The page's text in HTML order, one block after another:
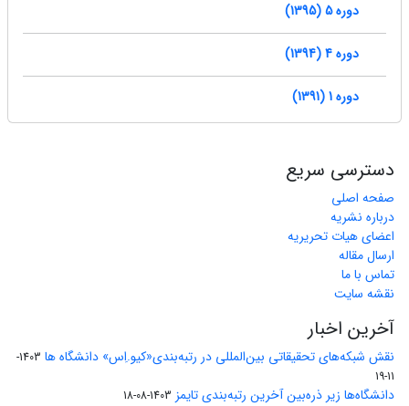
دوره 5 (1395)
دوره 4 (1394)
دوره 1 (1391)
دسترسی سریع
صفحه اصلی
درباره نشریه
اعضای هیات تحریریه
ارسال مقاله
تماس با ما
نقشه سایت
آخرین اخبار
نقش شبکه‌های تحقیقاتی بین‌المللی در رتبه‌بندی«کیو.اِس» دانشگاه ها
1403-
11-19
دانشگاه‌ها زیر ذره‌بین آخرین رتبه‌بندی تایمز 1403-08-18